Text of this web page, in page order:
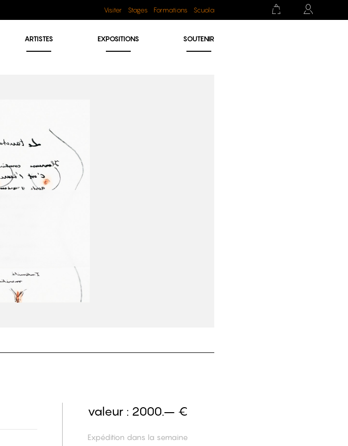
Visiter Stages Formations Scuola
ARTISTES EXPOSITIONS SOUTENIR
valeur : 2000.– €
Expédition dans la semaine